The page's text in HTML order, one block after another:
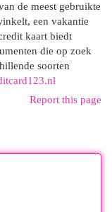
de meest gebruikte
een vakantie
kaart biedt
die op zoek
soorten
Report this page